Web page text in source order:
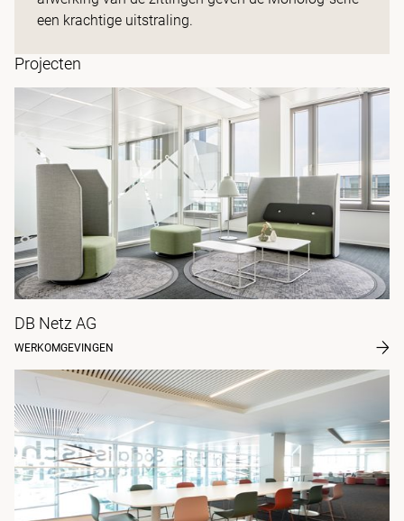
een krachtige uitstraling.
Projecten
DB Netz AG
WERKOMGEVINGEN